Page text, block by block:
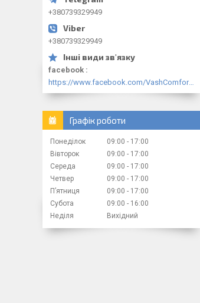
+380739329949
+380739329949
facebook
https://www.facebook.com/VashComfort.ua/
Графік роботи
Понеділок 09:00
17:00
Вівторок
09:00
17:00
Середа
09:00
17:00
Четвер
09:00
17:00
Пʼятниця
09:00
17:00
Субота
09:00
16:00
Неділя
Вихідний